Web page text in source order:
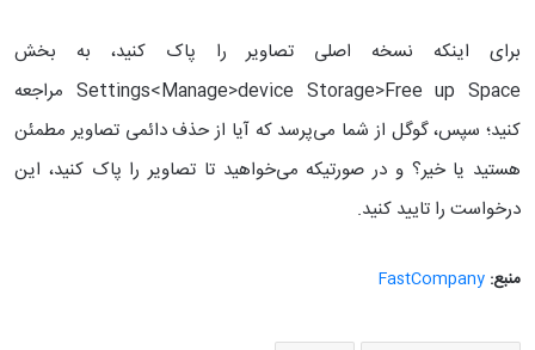
برای اینکه نسخه اصلی تصاویر را پاک کنید، به بخش
Settings<Manage>device Storage>Free up Space مراجعه
کنید؛ سپس، گوگل از شما می‌پرسد که آیا از حذف دائمی تصاویر مطمئن
هستید یا خیر؟ و در صورتیکه می‌خواهید تا تصاویر را پاک کنید، این
درخواست را تایید کنید.
منبع: FastCompany